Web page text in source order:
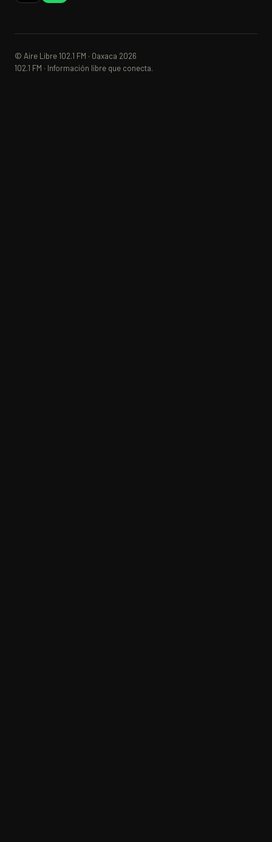
© Aire Libre 102.1 FM · Oaxaca 2026
102.1 FM · Información libre que conecta.